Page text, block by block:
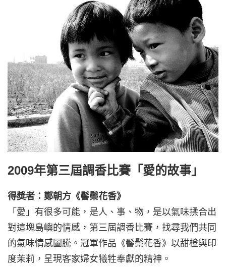
2009年第三屆調香比賽「愛的故事」
得獎者：鄭朝方《髻鬃花香》
「愛」有很多可能，是人、事、物，是以氣味揉合出
對這塊島嶼的情感，第三屆調香比賽，找尋我們共同
的氣味情感圖騰。冠軍作品《髻鬃花香》以甜橙與印
度茉莉，呈現客家婦女犧牲奉獻的精神。